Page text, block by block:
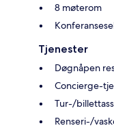
8 møterom
Tjenester
Døgnåpen
Concierge-
Tur-/
Renseri-/